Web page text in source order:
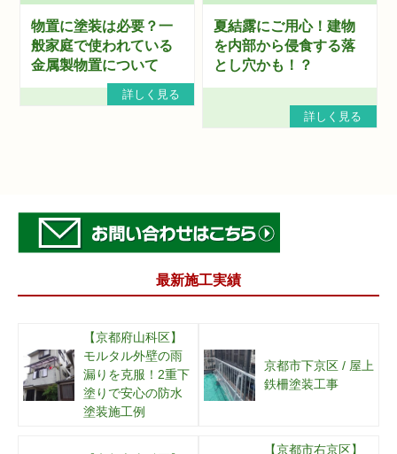
物置に塗装は必要？一
般家庭で使われている
金属製物置について
詳しく見る
夏結露にご用心！建物
を内部から侵食する落
とし穴かも！？
詳しく見る
最新施工実績
【京都府山科区】
モルタル外壁の雨
漏りを克服！2重下
塗りで安心の防水
塗装施工例
京都市下京区 / 屋上
鉄柵塗装工事
【京都市右京区】